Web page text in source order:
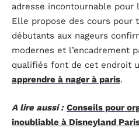
adresse incontournable pour
Elle propose des cours pour
débutants aux nageurs
modernes et l’encadrement
qualifiés font de cet endroit
apprendre à nager à paris.
A lire aussi : Conseils pour
inoubliable à Disneyland